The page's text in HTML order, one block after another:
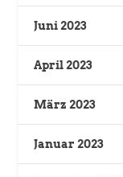
Juni 2023
April 2023
März 2023
Januar 2023